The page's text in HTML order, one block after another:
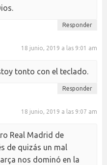
Responder
18 junio, 2019 a las 9:01 am
tonto con el teclado.
Responder
18 junio, 2019 a las 9:07 am
Real Madrid de
de quizás un mal
nos dominó en la